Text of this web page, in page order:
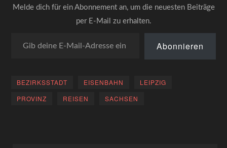
Melde dich für ein Abonnement an, um die neuesten Beiträge
per E-Mail zu erhalten.
Abonnieren
BEZIRKSSTADT EISENBAHN
LEIPZIG
PROVINZ
REISEN SACHSEN